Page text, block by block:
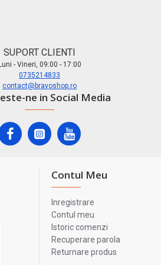
SUPORT CLIENTI
- Vineri, 09:00 - 17:00
0735214833
contact@bravoshop.ro
ne in Social Media
Contul Meu
Inregistrare
Contul meu
Istoric comenzi
Recuperare parola
Returnare produs